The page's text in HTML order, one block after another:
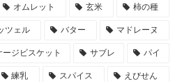
オムレット 玄米 柿の種
ツェル バター マドレーヌ
ージビスケット サブレ パイ
練乳 スパイス えびせん